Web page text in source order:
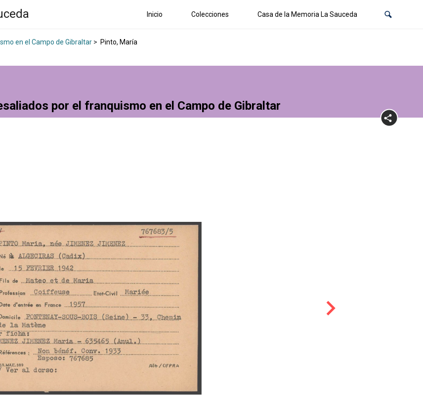
Inicio Colecciones Casa de la Memoria La Sauceda
en el Campo de Gibraltar > Pinto, María
por el franquismo en el Campo de Gibraltar